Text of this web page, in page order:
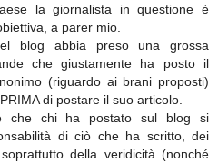
la giornalista in questione è
a parer mio.
blog abbia preso una grossa
che giustamente ha posto il
(riguardo ai brani proposti)
di postare il suo articolo.
che chi ha postato sul blog si
di ciò che ha scritto, dei
della veridicità (nonché